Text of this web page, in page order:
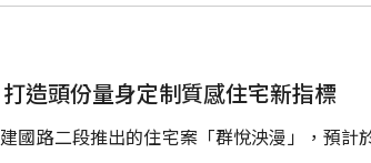
造頭份量身定制質感住宅新指標
國路二段推出的住宅案「群悅泱漫」，預計